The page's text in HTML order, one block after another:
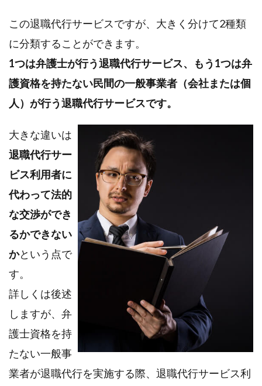
なけ
いけ
こ
と。
[注意
１]退
職代行
サービ
ス利用
者自身
がなぜ
退職し
か、そ
理由を
して、
きる退
職理由
にする
こと。
2.2.
[注意
点その
２]退
職にと
この退職代行サービスですが、大きく分けて2種類
に分類することができます。
1つは弁護士が行う退職代行サービス、もう1つは弁
護資格を持たない民間の一般事業者（会社または個
人）が行う退職代行サービスです。
大きな違いは
退職代行サー
ビス利用者に
代わって法的
な交渉ができ
るかできない
かという点で
す。
詳しくは後述
しますが、弁
護士資格を持
たない一般事
業者が退職代行を実施する際、退職代行サービス利